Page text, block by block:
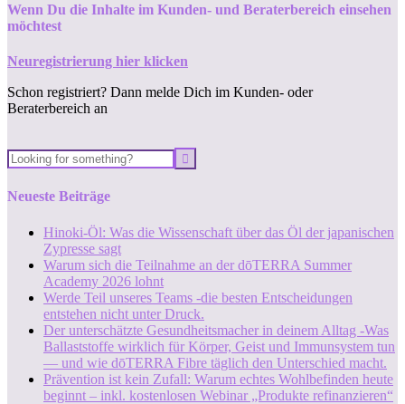
Wenn Du die Inhalte im Kunden- und Beraterbereich einsehen
möchtest
Neuregistrierung hier klicken
Schon registriert? Dann melde Dich im Kunden- oder
Beraterbereich an
Neueste Beiträge
Hinoki-Öl: Was die Wissenschaft über das Öl der japanischen
Zypresse sagt
Warum sich die Teilnahme an der dōTERRA Summer
Academy 2026 lohnt
Werde Teil unseres Teams -die besten Entscheidungen
entstehen nicht unter Druck.
Der unterschätzte Gesundheitsmacher in deinem Alltag -Was
Ballaststoffe wirklich für Körper, Geist und Immunsystem tun
— und wie dōTERRA Fibre täglich den Unterschied macht.
Prävention ist kein Zufall: Warum echtes Wohlbefinden heute
beginnt – inkl. kostenlosen Webinar „Produkte refinanzieren“